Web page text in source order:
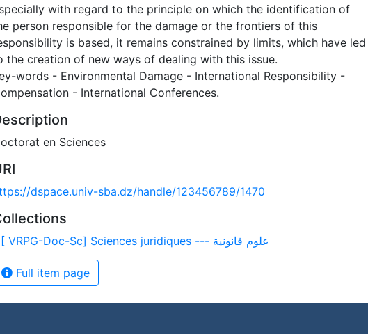
with regard to the principle on which the identification of
person responsible for the damage or the frontiers of this
is based, it remains constrained by limits, which have led
the creation of new ways of dealing with this issue.
words - Environmental Damage - International Responsibility -
- International Conferences.
en Sciences
dspace.univ-sba.dz/handle/123456789/1470
- [ VRPG-Doc-Sc] Sciences juridiques --- علوم قانونية
Full item page